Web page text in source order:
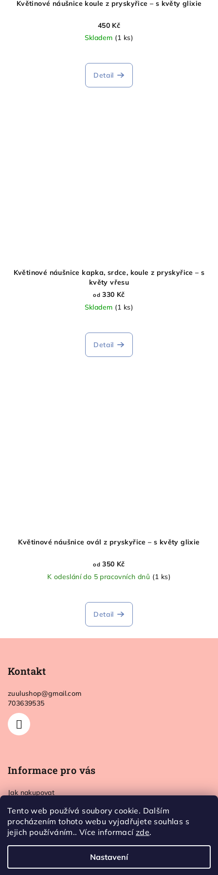
Tento web používá soubory cookie. Dalším
procházením tohoto webu vyjadřujete souhlas s
jejich používáním.. Více informací zde.
Nastavení
Květinové náušnice koule z pryskyřice – s květy glixie
450 Kč
Skladem (1 ks)
Detail
Květinové náušnice kapka, srdce, koule z pryskyřice – s
květy vřesu
od 330 Kč
Skladem (1 ks)
Detail
Květinové náušnice ovál z pryskyřice – s květy glixie
od 350 Kč
K odeslání do 5 pracovních dnů (1 ks)
Detail
Kontakt
zuulushop@gmail.com
703639535
Informace pro vás
Jak nakupovat
Kontakt
Obchodní podmínky